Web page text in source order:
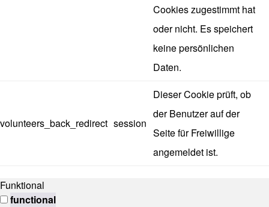
Cookies zugestimmt hat
oder nicht. Es speichert
keine persönlichen
Daten.
volunteers_back_redirect session
Dieser Cookie prüft, ob
der Benutzer auf der
Seite für Freiwillige
angemeldet ist.
Funktional
functional